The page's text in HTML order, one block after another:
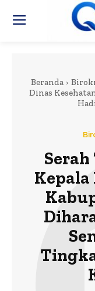
Beranda
Dinas
Kepala